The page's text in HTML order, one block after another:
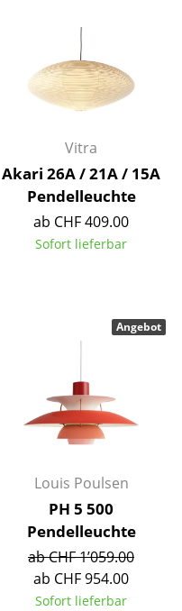
Vitra
Akari 26A / 21A / 15A
Pendelleuchte
ab CHF 409.00
Sofort lieferbar
Louis Poulsen
PH 5 500
Pendelleuchte
ab CHF 1’059.00
ab CHF 954.00
Sofort lieferbar
Angebot